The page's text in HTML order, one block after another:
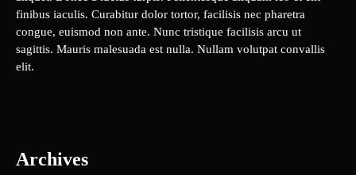
finibus iaculis. Curabitur dolor tortor, facilisis nec pharetra
congue, euismod non ante. Nunc tristique facilisis arcu ut
sagittis. Mauris malesuada est nulla. Nullam volutpat convallis
elit.
Archives